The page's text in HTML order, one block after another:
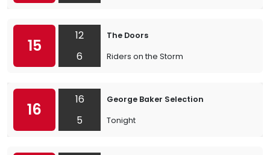
15
12
6
The Doors
Riders on the Storm
16
16
5
George Baker Selection
Tonight